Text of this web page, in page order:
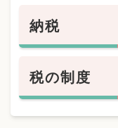
納税
税の制度